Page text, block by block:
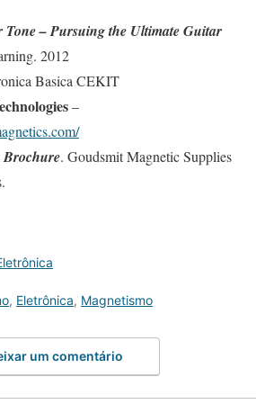
Tone – Pursuing the Ultimate Guitar
2012
Basica CEKIT
–
Brochure. Goudsmit Magnetic Supplies
, Eletrônica, Magnetismo
um comentário